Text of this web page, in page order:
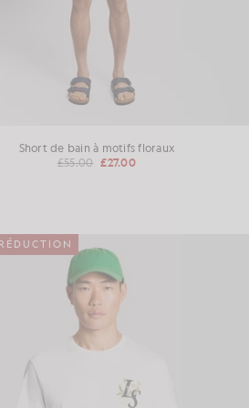
Short de bain à motifs floraux
£55.00 £27.00